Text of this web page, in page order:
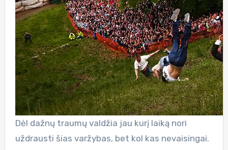
Dėl dažnų traumų valdžia jau kurį laiką nori
uždrausti šias varžybas, bet kol kas nevaisingai.